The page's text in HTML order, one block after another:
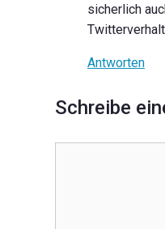
sicherlich
Antworten
Schreibe